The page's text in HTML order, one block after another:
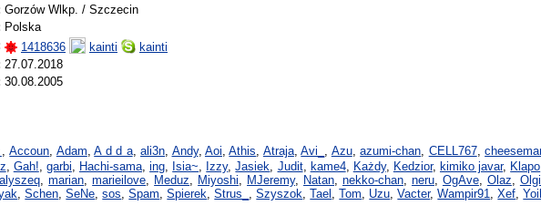
Gorzów Wlkp. / Szczecin
Polska
1418636 kainti
kainti
27.07.2018
30.08.2005
,Accoun, Adam,A d d a,ali3n, Andy, Aoi,Athis, Atraja,Avi_ , Azu,azumi-chan, CELL767,
, Gah!, garbi, Hachi-sama,ing, Isia~, Izzy,Jasiek, Judit, kame4, Każdy, Kedzior, kimiko javar, Klapo
,marian,marieilove, Meduz, Miyoshi, MJeremy, Natan, nekko-chan, neru, OgAve, Olaz,
,Schen,SeNe,sos,Spam,Spierek,Strus_ ,Szyszok,Tael ,Tom, Uzu,Vacter,Wampir91,Xef,